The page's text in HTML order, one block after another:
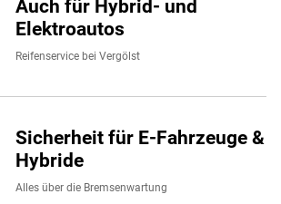
Auch für Hybrid- und
Elektroautos
Reifenservice bei Vergölst
Sicherheit für E-Fahrzeuge &
Hybride
Alles über die Bremsenwartung